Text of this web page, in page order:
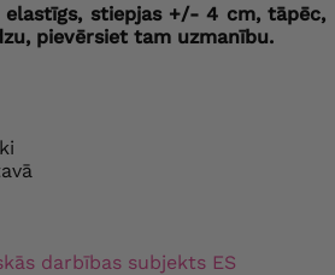
stiepjas +/- 4 cm, tāpēc,
pievērsiet tam uzmanību.
darbības subjekts ES